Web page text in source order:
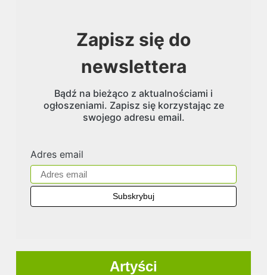
Zapisz się do
newslettera
Bądź na bieżąco z aktualnościami i
ogłoszeniami. Zapisz się korzystając ze
swojego adresu email.
Adres email
Artyści